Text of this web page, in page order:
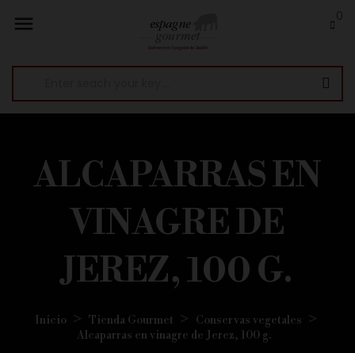

ALCAPARRAS EN
VINAGRE DE
JEREZ, 100 G.
Inicio Tienda Gourmet
Conservas vegetales
Alcaparras en vinagre de Jerez, 100 g.